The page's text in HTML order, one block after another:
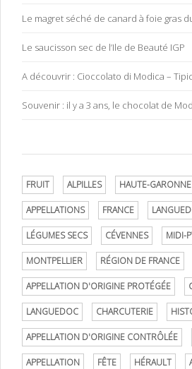
Le magret séché de canard à foie gras
Le saucisson sec de l’Ile de Beauté IGP
A découvrir : Cioccolato di Modica –
Souvenir : il y a 3 ans, le chocolat de
FRUIT ALPILLES HAUTE-GARONNE
APPELLATIONS FRANCE
LÉGUMES SECS CÉVENNES MIDI-
MONTPELLIER RÉGION DE FRANCE
APPELLATION D'ORIGINE PROTÉGÉE
LANGUEDOC CHARCUTERIE
APPELLATION D'ORIGINE CONTRÔLÉE
APPELLATION FÊTE HÉRAULT